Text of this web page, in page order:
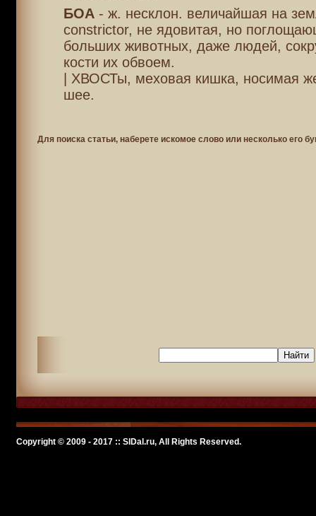
БОА- ж. несклон. величайшая на
constrictor, не ядовитая, но
больших животных, даже людей,
кости их обвоем.
| ХВОСТы, меховая кишка, носимая
шее.
Для поиска статьи, наберете искомое слово или несколько его
Copyright © 2009 - 2017 :: SlDal.ru, All Rights Reserved.